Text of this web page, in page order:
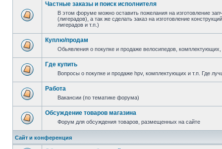
Частные заказы и поиск исполнителя
В этом форуме можно оставить пожелания на изготовление
(лигерадов), а так же сделать заказ на изготовление
лигерадов и т.п.)
Куплю/продам
Обьявления о покупке и продаже велосипедов,
Где купить
Вопросы о покупке и продаже hpv, комплектующих и т.п. Где
Работа
Вакансии (по тематике форума)
Обсуждение товаров магазина
Форум для обсуждения товаров, размещенных на сайте
Сайт и конференция